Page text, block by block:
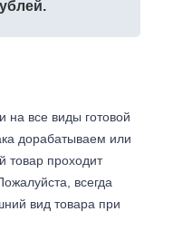
на все виды готовой
дорабатываем или
товар проходит
всегда
вид товара при